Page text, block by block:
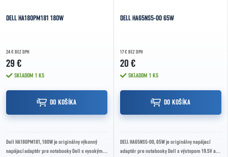
DELL HA180PM181 180W
24 € BEZ DPH
29 €
SKLADOM 1 KS
DO KOŠÍKA
Dell HA180PM181, 180W je originálny výkonný
napájací adaptér pre notebooky Dell s vysokým
DELL HA65NS5-00 65W
17 € BEZ DPH
20 €
SKLADOM 1 KS
DO KOŠÍKA
DELL HA65NS5-00, 65W je originálny napájací
adaptér pre notebooky Dell s výstupom 19.5V a